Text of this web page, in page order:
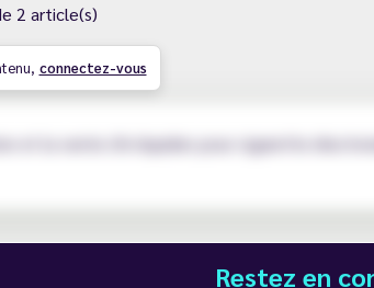
2 article(s)
connectez-vous
et la vente d'e-liquides pour cigarette
Restez en